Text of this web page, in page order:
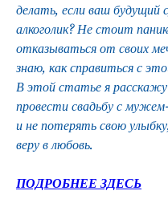
делать, если ваш будущий
алкоголик? Не стоит
отказываться от своих
знаю, как справиться с
В этой статье я расскажу
провести свадьбу с
и не потерять свою
веру в любовь.
ПОДРОБНЕЕ ЗДЕСЬ